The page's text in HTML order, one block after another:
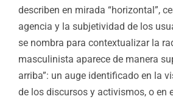
describen en mirada “horizontal”,
agencia y la subjetividad de los
se nombra para contextualizar la
masculinista aparece de manera
arriba”: un auge identificado en la
de los discursos y activismos, o en